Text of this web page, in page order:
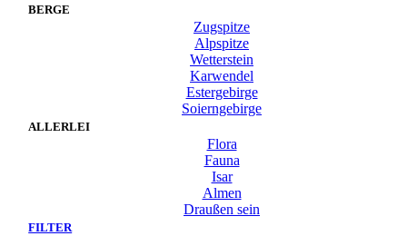
BERGE
Zugspitze
Alpspitze
Wetterstein
Karwendel
Estergebirge
Soierngebirge
ALLERLEI
Flora
Fauna
Isar
Almen
Draußen sein
FILTER